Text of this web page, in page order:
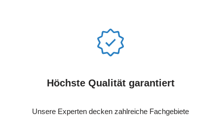
Höchste Qualität garantiert
Unsere Experten decken zahlreiche Fachgebiete